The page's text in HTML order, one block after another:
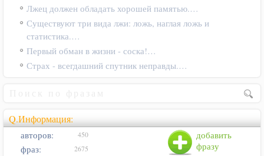
Лжец должен обладать хорошей памятью.…
Существуют три вида лжи: ложь, наглая ложь и
статистика.…
Первый обман в жизни - соска!…
Страх - всегдашний спутник неправды.…
Q.Информация:
добавить
фразу
авторов: 450
фраз: 2675